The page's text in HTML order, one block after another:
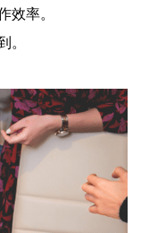
效率。
。